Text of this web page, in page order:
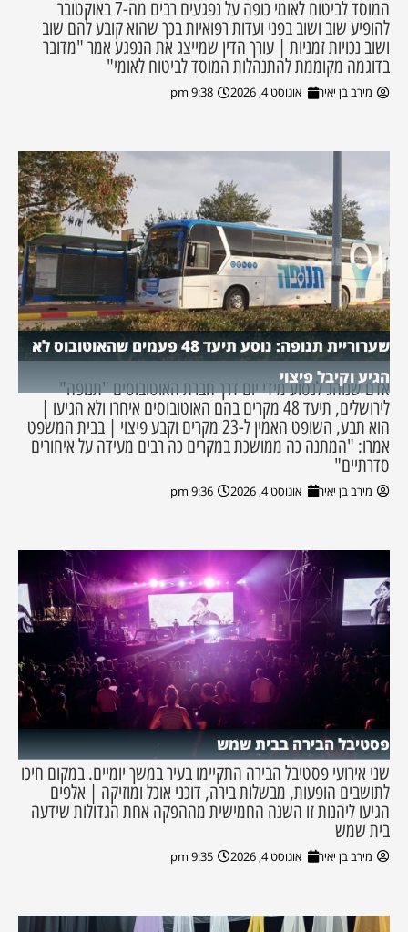
המוסד לביטוח לאומי כופה על נפגעים רבים מה-7 באוקטובר
להופיע שוב ושוב בפני ועדות רפואיות בכך שהוא קובע להם שוב
ושוב נכויות זמניות | עורך הדין שמייצג את הנפגע אמר "מדובר
בדוגמה מקוממת להתנהלות המוסד לביטוח לאומי"
מירב בן יאיר אוגוסט 4, 2026 9:38 pm
שערוריית תנופה: נוסע תיעד 48 פעמים שהאוטובוס לא
הגיע וקיבל פיצוי
אדם שנוהג לנסוע מידי יום דרך חברת האוטובוסים "תנופה"
לירושלים, תיעד 48 מקרים בהם האוטובוסים איחרו ולא הגיעו |
הוא תבע, השופט האמין ל-23 מקרים וקבע פיצוי | בבית המשפט
אמרו: "המתנה כה ממושכת במקרים כה רבים מעידה על איחורים
סדרתיים"
מירב בן יאיר אוגוסט 4, 2026 9:36 pm
פסטיבל הבירה בבית שמש
שני אירועי פסטיבל הבירה התקיימו בעיר במשך יומיים. במקום חיכו
לתושבים הופעות, מבשלות בירה, דוכני אוכל ומוזיקה | אלפים
הגיעו ליהנות זו השנה החמישית מההפקה אחת הגדולות שידעה
בית שמש
מירב בן יאיר אוגוסט 4, 2026 9:35 pm